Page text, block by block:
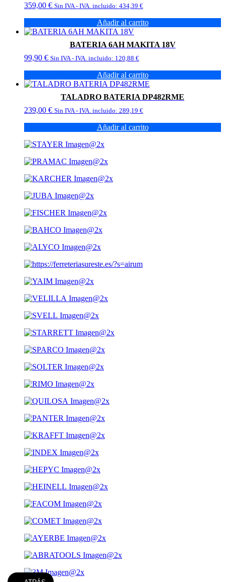
359,00 € Sin IVA - IVA. incluido: 434,39 €
Añadir al carrito
BATERIA 6AH MAKITA 18V
99,90 € Sin IVA - IVA. incluido: 120,88 €
Añadir al carrito
TALADRO BATERIA DP482RME
239,00 € Sin IVA - IVA. incluido: 289,19 €
Añadir al carrito